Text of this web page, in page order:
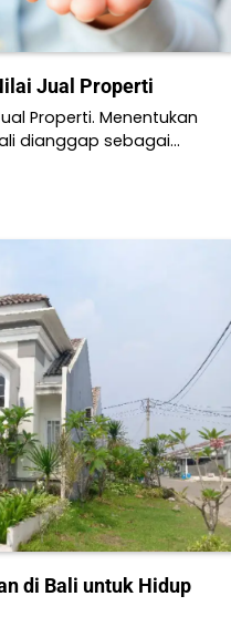
Jual Properti
Properti. Menentukan
dianggap sebagai…
di Bali untuk Hidup